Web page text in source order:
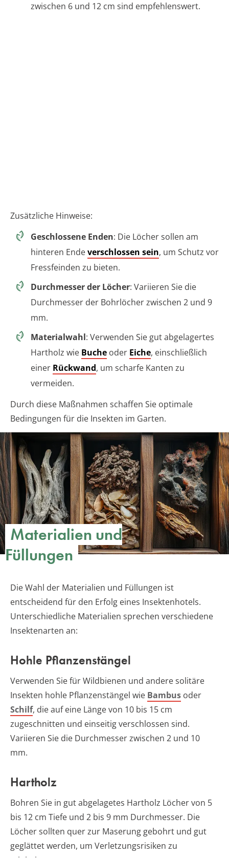
zwischen 6 und 12 cm sind empfehlenswert.
Zusätzliche Hinweise:
Geschlossene Enden: Die Löcher sollen am
hinteren Endeverschlossen sein, um Schutz vor
Fressfeinden zu bieten.
Durchmesser der Löcher: Variieren Sie die
Durchmesser der Bohrlöcher zwischen 2 und 9
mm.
Materialwahl: Verwenden Sie gut abgelagertes
Hartholz wie Buche oder Eiche, einschließlich
einer Rückwand, um scharfe Kanten zu
vermeiden.
Durch diese Maßnahmen schaffen Sie optimale
Bedingungen für die Insekten im Garten.
Materialien und
Füllungen
Die Wahl der Materialien und Füllungen ist
entscheidend für den Erfolg eines Insektenhotels.
Unterschiedliche Materialien sprechen verschiedene
Insektenarten an:
Hohle Pflanzenstängel
Verwenden Sie für Wildbienen und andere solitäre
Insekten hohle Pflanzenstängel wie Bambus oder
Schilf, die auf eine Länge von 10 bis 15 cm
zugeschnitten und einseitig verschlossen sind.
Variieren Sie die Durchmesser zwischen 2 und 10
mm.
Hartholz
Bohren Sie in gut abgelagetes Hartholz Löcher von 5
bis 12 cm Tiefe und 2 bis 9 mm Durchmesser. Die
Löcher sollten quer zur Maserung gebohrt und gut
geglättet werden, um Verletzungsrisiken zu